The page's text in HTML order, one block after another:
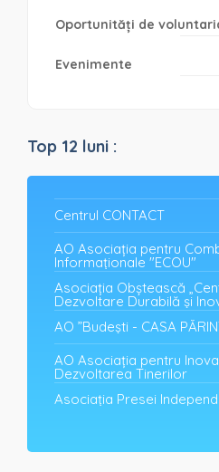
Oportunități de
Evenimente
Top 12 luni :
Centrul CONTACT
AO Asociația pentru
Informaționale "ECOU"
Asociația Obștească
Dezvoltare Durabilă și
AO ”Budești - CASA
AO Asociația pentru
Dezvoltarea Tinerilor
Asociația Presei